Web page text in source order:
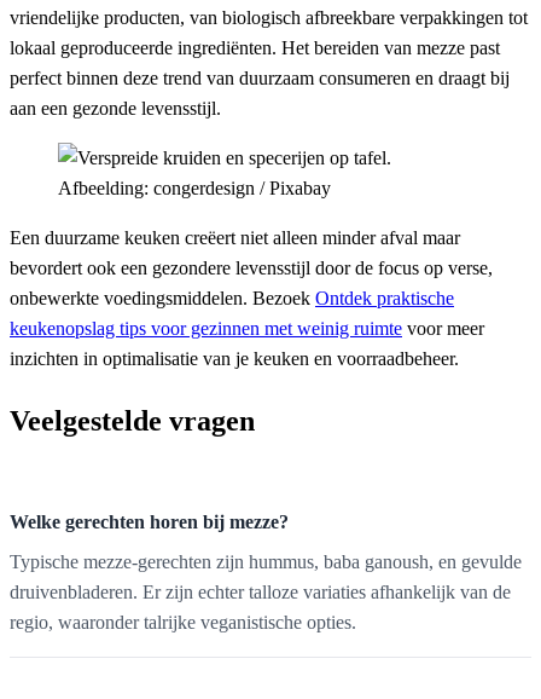
vriendelijke producten, van biologisch afbreekbare verpakkingen tot
lokaal geproduceerde ingrediënten. Het bereiden van mezze past
perfect binnen deze trend van duurzaam consumeren en draagt bij
aan een gezonde levensstijl.
Afbeelding: congerdesign / Pixabay
Een duurzame keuken creëert niet alleen minder afval maar
bevordert ook een gezondere levensstijl door de focus op verse,
onbewerkte voedingsmiddelen. Bezoek Ontdek praktische
keukenopslag tips voor gezinnen met weinig ruimte voor meer
inzichten in optimalisatie van je keuken en voorraadbeheer.
Veelgestelde vragen
Welke gerechten horen bij mezze?
Typische mezze-gerechten zijn hummus, baba ganoush, en gevulde
druivenbladeren. Er zijn echter talloze variaties afhankelijk van de
regio, waaronder talrijke veganistische opties.